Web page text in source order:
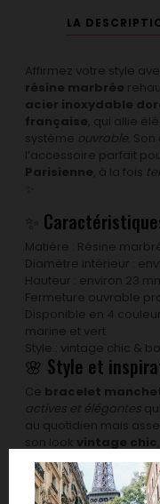
LA
Affirmez votre style
résine marbrée
acier inoxydable
française , qui allie
système ouvrable .
l’accessoire parfait
Parisienne , à la fois
✨
Matière : Résine
Diamètre intérieur :
Hauteur : environ 23
Fermeture ouvrable
Disponible en 4
marine et vert
Style : vintage chic &
🌸 Style et
Ce bracelet
actives et élégantes
au quotidien mais
son look vintage chic
de la mode
toutes vos tenues. 💼🌹